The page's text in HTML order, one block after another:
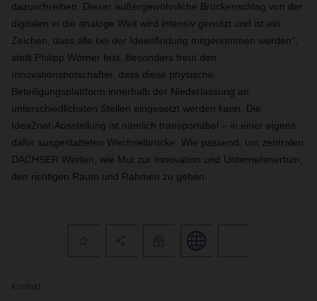
dazuschreiben. Dieser außergewöhnliche Brückenschlag von der
digitalen in die analoge Welt wird intensiv genutzt und ist ein
Zeichen, dass alle bei der Ideenfindung mitgenommen werden“,
stellt Philipp Wörner fest. Besonders freut den
Innovationsbotschafter, dass diese physische
Beteiligungsplattform innerhalb der Niederlassung an
unterschiedlichsten Stellen eingesetzt werden kann. Die
Idea2net-Ausstellung ist nämlich transportabel – in einer eigens
dafür ausgestatteten Wechselbrücke. Wie passend, um zentralen
DACHSER Werten, wie Mut zur Innovation und Unternehmertum,
den richtigen Raum und Rahmen zu geben.
Kontakt